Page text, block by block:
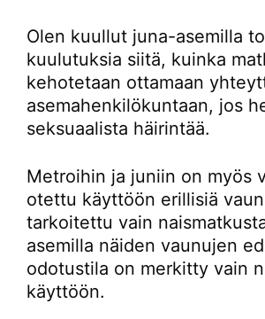
Olen kuullut juna-asemilla
kuulutuksia siitä, kuinka
kehotetaan ottamaan
asemahenkilökuntaan, jos
seksuaalista häirintää.
Metroihin ja juniin on myös
otettu käyttöön erillisiä
tarkoitettu vain
asemilla näiden vaunujen
odotustila on merkitty vain
käyttöön.